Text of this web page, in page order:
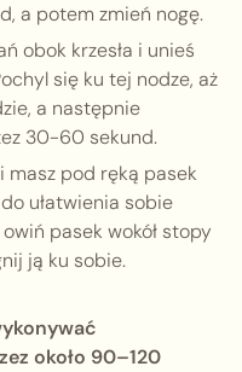
a potem zmień nogę.
obok krzesła i unieś
się ku tej nodze, aż
a następnie
30-60 sekund.
masz pod ręką pasek
ułatwienia sobie
pasek wokół stopy
ją ku sobie.
około 90–120